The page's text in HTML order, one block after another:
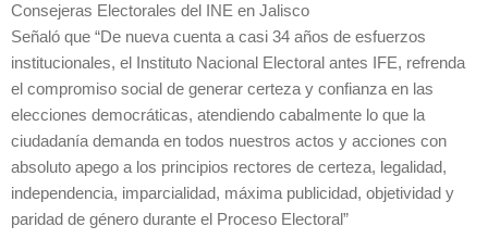
Consejeras Electorales del INE en Jalisco
Señaló que “De nueva cuenta a casi 34 años de esfuerzos
institucionales, el Instituto Nacional Electoral antes IFE, refrenda
el compromiso social de generar certeza y confianza en las
elecciones democráticas, atendiendo cabalmente lo que la
ciudadanía demanda en todos nuestros actos y acciones con
absoluto apego a los principios rectores de certeza, legalidad,
independencia, imparcialidad, máxima publicidad, objetividad y
paridad de género durante el Proceso Electoral”